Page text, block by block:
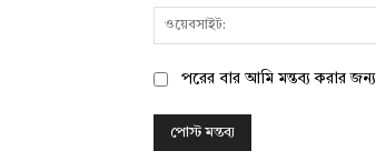
পরের বার আমি মন্তব্য করার